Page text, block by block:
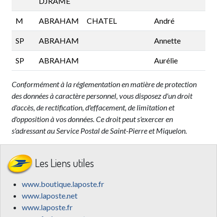
M ABRAHAM CHATEL André
SP ABRAHAM Annette
SP ABRAHAM Aurélie
Conformément à la réglementation en matière de protection
des données à caractère personnel, vous disposez d'un droit
d'accès, de rectification, d'effacement, de limitation et
d'opposition à vos données. Ce droit peut s'exercer en
s'adressant au Service Postal de Saint-Pierre et Miquelon.
Les Liens utiles
www.boutique.laposte.fr
www.laposte.net
www.laposte.fr